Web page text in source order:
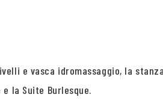
e vasca idromassaggio, la
la Suite Burlesque.